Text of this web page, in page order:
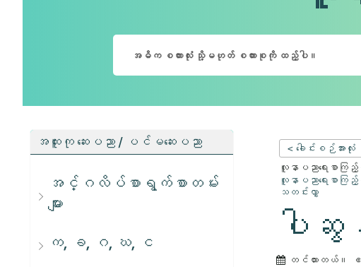
အထူးကု ဆေးပညာ / ပင်မဆေးပညာ
အင်္ဂလိပ်စာရွက်စာတမ်း
များ
က, ခ, ဂ, ဃ, င
< ခေါင်းစဉ်အားလုံး
လူနာပညာရေးစာက
လူနာပညာရေးစာက
သတင်းလွှာ
ပါ
တင်ထားတယ်။